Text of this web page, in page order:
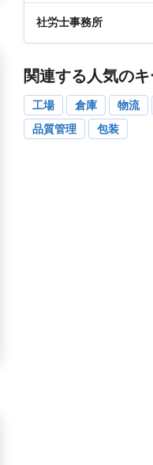
社労士事務所
関連する人気の
工場 倉庫 物流
品質管理
包装